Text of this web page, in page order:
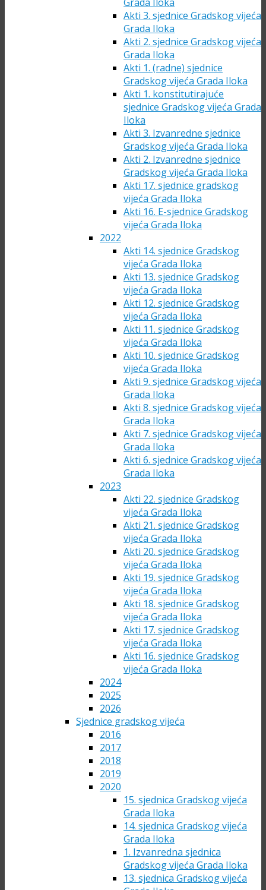
Akti 3. sjednice Gradskog vijeća
Grada Iloka
Akti 2. sjednice Gradskog vijeća
Grada Iloka
Akti 1. (radne) sjednice
Gradskog vijeća Grada Iloka
Akti 1. konstitutirajuće
sjednice Gradskog vijeća Grada
Iloka
Akti 3. Izvanredne sjednice
Gradskog vijeća Grada Iloka
Akti 2. Izvanredne sjednice
Gradskog vijeća Grada Iloka
Akti 17. sjednice gradskog
vijeća Grada Iloka
Akti 16. E-sjednice Gradskog
vijeća Grada Iloka
2022
Akti 14. sjednice Gradskog
vijeća Grada Iloka
Akti 13. sjednice Gradskog
vijeća Grada Iloka
Akti 12. sjednice Gradskog
vijeća Grada Iloka
Akti 11. sjednice Gradskog
vijeća Grada Iloka
Akti 10. sjednice Gradskog
vijeća Grada Iloka
Akti 9. sjednice Gradskog vijeća
Grada Iloka
Akti 8. sjednice Gradskog vijeća
Grada Iloka
Akti 7. sjednice Gradskog vijeća
Grada Iloka
Akti 6. sjednice Gradskog vijeća
Grada Iloka
2023
Akti 22. sjednice Gradskog
vijeća Grada Iloka
Akti 21. sjednice Gradskog
vijeća Grada Iloka
Akti 20. sjednice Gradskog
vijeća Grada Iloka
Akti 19. sjednice Gradskog
vijeća Grada Iloka
Akti 18. sjednice Gradskog
vijeća Grada Iloka
Akti 17. sjednice Gradskog
vijeća Grada Iloka
Akti 16. sjednice Gradskog
vijeća Grada Iloka
2024
2025
2026
Sjednice gradskog vijeća
2016
2017
2018
2019
2020
15. sjednica Gradskog vijeća
Grada Iloka
14. sjednica Gradskog vijeća
Grada Iloka
1. Izvanredna sjednica
Gradskog vijeća Grada Iloka
13. sjednica Gradskog vijeća